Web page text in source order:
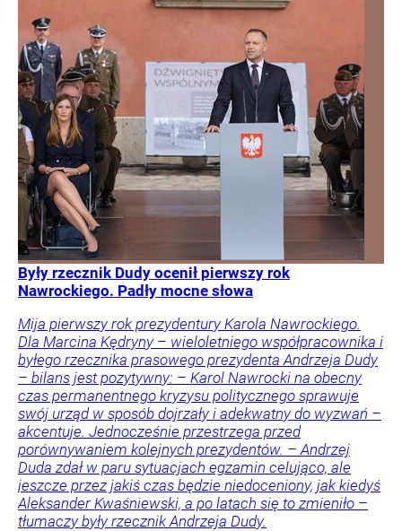
Były rzecznik Dudy ocenił pierwszy rok
Nawrockiego. Padły mocne słowa
Mija pierwszy rok prezydentury Karola Nawrockiego.
Dla Marcina Kędryny – wieloletniego współpracownika i
byłego rzecznika prasowego prezydenta Andrzeja Dudy
– bilans jest pozytywny: – Karol Nawrocki na obecny
czas permanentnego kryzysu politycznego sprawuje
swój urząd w sposób dojrzały i adekwatny do wyzwań –
akcentuje. Jednocześnie przestrzega przed
porównywaniem kolejnych prezydentów. – Andrzej
Duda zdał w paru sytuacjach egzamin celująco, ale
jeszcze przez jakiś czas będzie niedoceniony, jak kiedyś
Aleksander Kwaśniewski, a po latach się to zmieniło –
tłumaczy były rzecznik Andrzeja Dudy.